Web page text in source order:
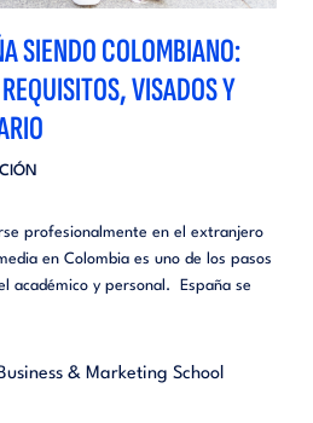
SIENDO COLOMBIANO:
VISADOS Y
profesionalmente en el extranjero
en Colombia es uno de los pasos
académico y personal. España se
& Marketing School